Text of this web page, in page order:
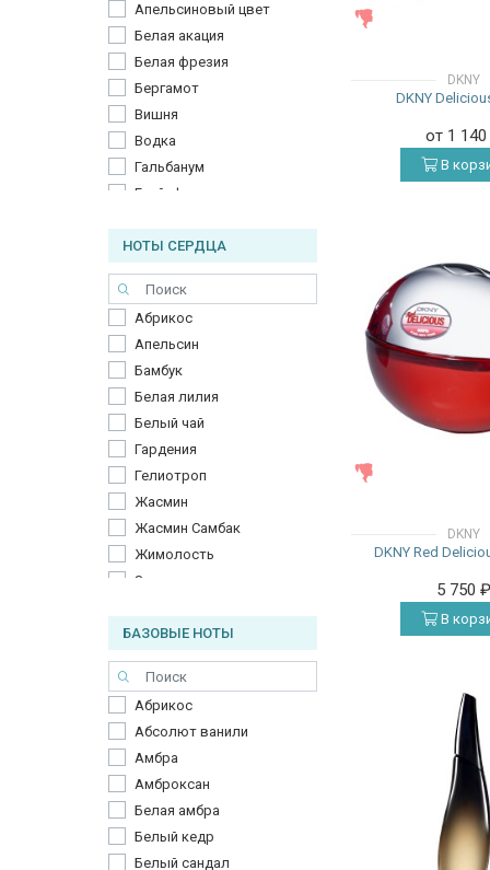
Апельсиновый цвет
Белая акация
Белая фрезия
Бергамот
Вишня
Водка
Гальбанум
Грейпфрут
Гуава
Ежевика
Имбирь
Кардамон
Клубника
Красная смородина
Красное яблоко
Красные ягоды
Красный апельсин
Лакрица
Лакричник
Лимон
Лист фиалки
Листья чёрной смородины
Личи
Магнолия
Малина
Мандарин
Нектарин
Огурец
НОТЫ СЕРДЦА
Абрикос
Апельсин
Бамбук
Белая лилия
Белый чай
Гардения
Гелиотроп
Жасмин
Жасмин Самбак
Жимолость
Замша
Инжир
Ирис
Кашемировое дерево
Кедр
Корень ириса
Красное яблоко
Лабданум
Ландыш
Лилия
БАЗОВЫЕ НОТЫ
Абрикос
Абсолют ванили
Амбра
Амброксан
Белая амбра
Белый кедр
Белый сандал
DKNY
DKNY
от 1
В
DKNY
DKNY Red
5 750₽
В